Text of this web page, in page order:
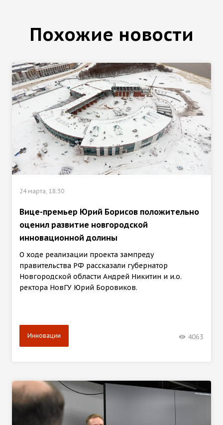
Похожие новости
24 марта, 18:30
Вице-премьер Юрий Борисов положительно
оценил развитие новгородской
инновационной долины
О ходе реализации проекта зампреду
правительства РФ рассказали губернатор
Новгородской области Андрей Никитин и и.о.
ректора НовГУ Юрий Боровиков.
Инновации 4063